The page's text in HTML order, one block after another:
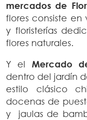
mercados de
flores consiste en
y floristerías
flores naturales.
Y el Mercado
dentro del jardín
estilo clásico
docenas de
y jaulas de